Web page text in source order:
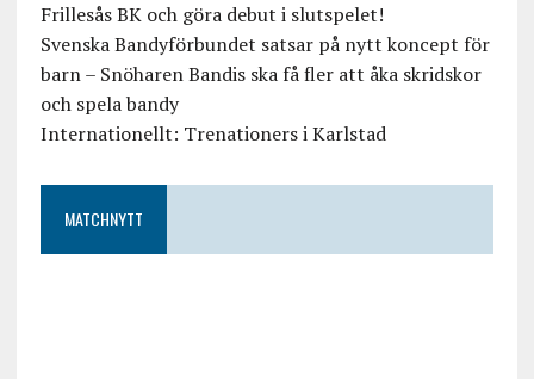
Frillesås BK och göra debut i slutspelet!
Svenska Bandyförbundet satsar på nytt koncept för
barn – Snöharen Bandis ska få fler att åka skridskor
och spela bandy
Internationellt: Trenationers i Karlstad
MATCHNYTT